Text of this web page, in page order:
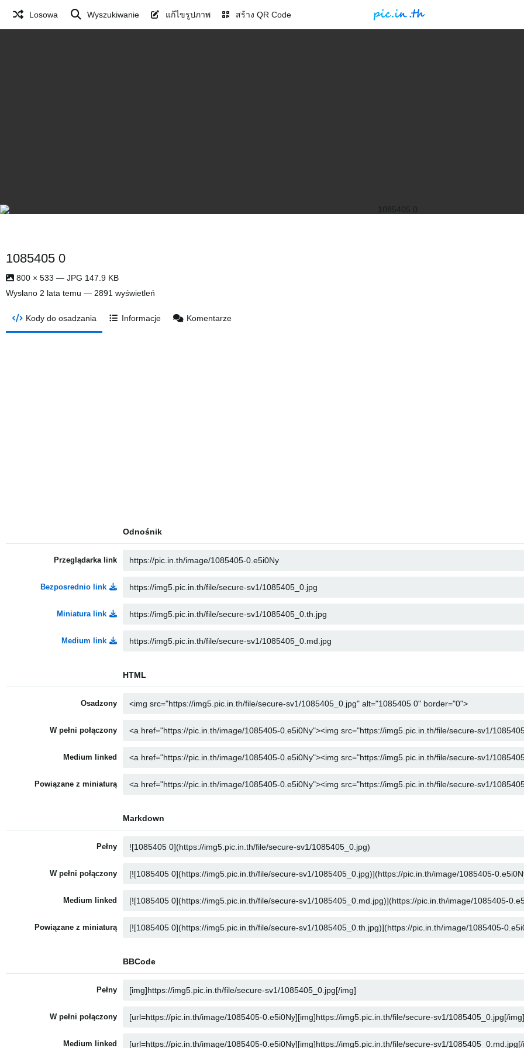
Losowa Wyszukiwanie แก้ไขรูปภาพ สร้าง QR Code
1085405 0
800 × 533 — JPG 147.9 KB
Wysłano 2 lata temu — 2891 wyświetleń
Kody do osadzania Informacje Komentarze
Odnośnik
Przeglądarka link
Bezposrednio link
Miniatura link
Medium link
HTML
Osadzony
W pełni połączony
Medium linked
Powiązane z miniaturą
Markdown
Pełny
W pełni połączony
Medium linked
Powiązane z miniaturą
BBCode
Pełny
W pełni połączony
Medium linked